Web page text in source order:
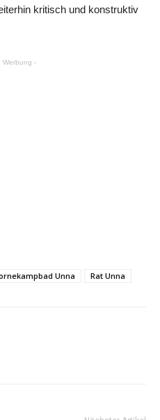
kritisch und konstruktiv
Werbung -
Unna Rat Unna